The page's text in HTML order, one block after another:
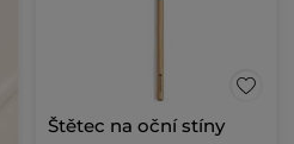
Štětec na oční stíny